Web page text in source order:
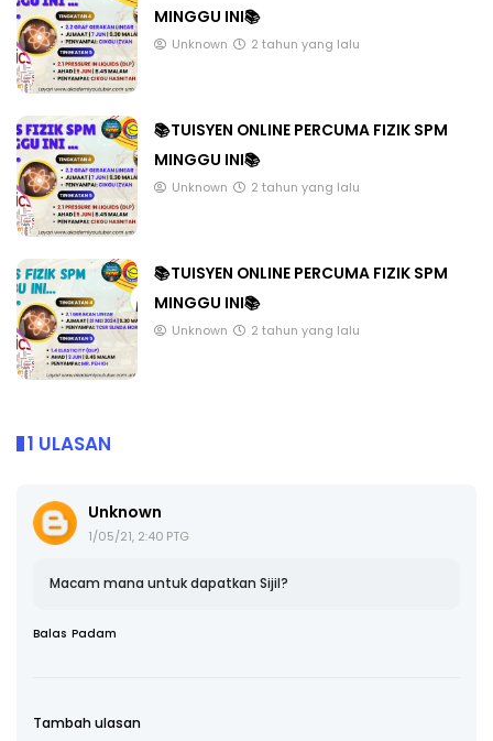
MINGGU INI📚
Unknown 2 tahun yang lalu
📚TUISYEN ONLINE PERCUMA FIZIK SPM
MINGGU INI📚
Unknown 2 tahun yang lalu
📚TUISYEN ONLINE PERCUMA FIZIK SPM
MINGGU INI📚
Unknown 2 tahun yang lalu
1 ULASAN
Unknown
1/05/21, 2:40 PTG
Macam mana untuk dapatkan Sijil?
Balas Padam
Tambah ulasan